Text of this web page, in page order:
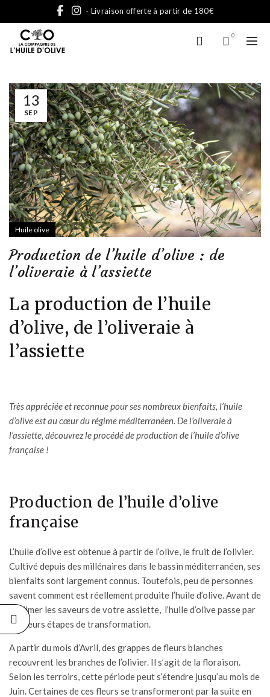
- Livraison offerte à partir de 180€
0
13
SEP
Huile olive
Production de l’huile d’olive : de
l’oliveraie à l’assiette
La production de l’huile
d’olive, de l’oliveraie à
l’assiette
Très appréciée et reconnue pour ses nombreux bienfaits, l’huile
d’olive est au cœur du régime méditerranéen. De l’oliveraie à
l’assiette, découvrez le procédé de production de l’huile d’olive
française !
Production de l’huile d’olive
française
L’huile d’oliveest obtenue à partir de l’olive, le fruit de l’olivier.
Cultivé depuis des millénaires dans le bassin méditerranéen, ses
bienfaits sont largement connus. Toutefois, peu de personnes
savent comment est réellement produite l’huile d’olive. Avant de
sublimer les saveurs de votre assiette, l’huile d’olive passe par
plusieurs étapes de transformation.
A partir du mois d’Avril, des grappes de fleurs blanches
recouvrent les branches de l’olivier. Il s’agit de la floraison.
Selon les terroirs, cette période peut s’étendre jusqu’au mois de
Juin. Certaines de ces fleurs se transformeront par la suite en